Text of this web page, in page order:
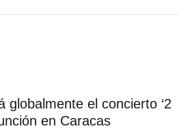
globalmente el concierto ‘2
en Caracas